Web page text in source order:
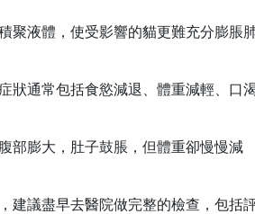
聚液體，使受影響的貓更難充分膨脹
狀通常包括食慾減退、體重減輕、口
部膨大，肚子鼓脹，但體重卻慢慢減
建議盡早去醫院做完整的檢查，包括